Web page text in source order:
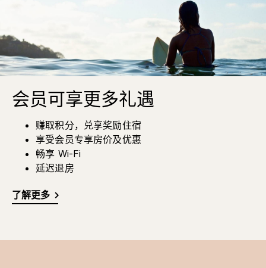
会员可享更多礼遇
赚取积分，兑享奖励住宿
享受会员专享房价及优惠
畅享 Wi-Fi
延迟退房
了解更多